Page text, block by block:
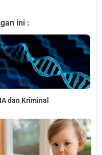
ini :
dan Kriminal